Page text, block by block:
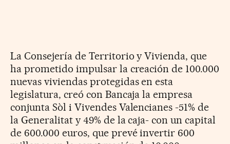
La Consejería de Territorio y Vivienda, que
ha prometido impulsar la creación de 100.000
nuevas viviendas protegidas en esta
legislatura, creó con Bancaja la empresa
conjunta Sòl i Vivendes Valencianes -51% de
la Generalitat y 49% de la caja- con un capital
de 600.000 euros, que prevé invertir 600